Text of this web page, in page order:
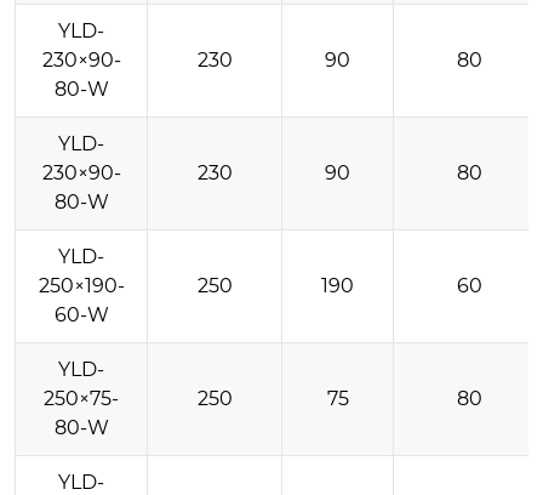
YLD-
230×90-
80-W
230 90 80
YLD-
230×90-
80-W
230 90 80
YLD-
250×190-
60-W
250 190 60
YLD-
250×75-
80-W
250 75 80
YLD-